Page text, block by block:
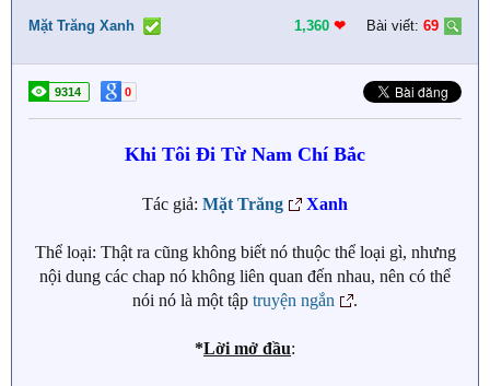
Mặt Trăng Xanh 1,360 ❤︎ Bài viết: 69
9314 0
Khi Tôi Đi Từ Nam Chí Bắc
Tác giả: Mặt Trăng Xanh
Thể loại: Thật ra cũng không biết nó thuộc thể loại gì, nhưng
nội dung các chap nó không liên quan đến nhau, nên có thể
nói nó là một tập truyện ngắn .
*Lời mở đầu: